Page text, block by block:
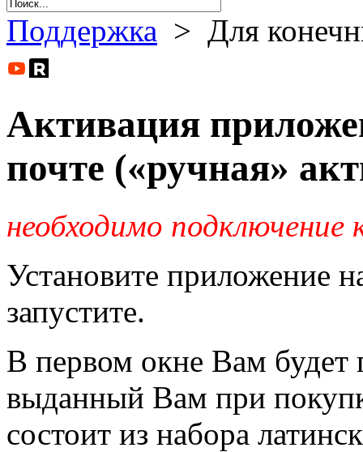
Поддержка > Для
Активация
почте («ручная»
необходимо
Установите приложение
запустите.
В первом окне Вам будет
выданный Вам при
состоит из набора